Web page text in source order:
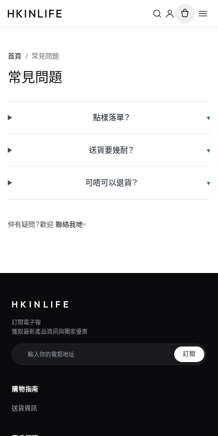
HKINLIFE
首頁 / 常見問題
常見問題
點樣落單？ ▾
送貨要幾耐？ ▾
可唔可以退貨？ ▾
仲有疑問？歡迎 聯絡我哋。
HKINLIFE
訂閱電子報
獲取最新產品資訊與獨家優惠
訂閱
購物指南
送貨資訊